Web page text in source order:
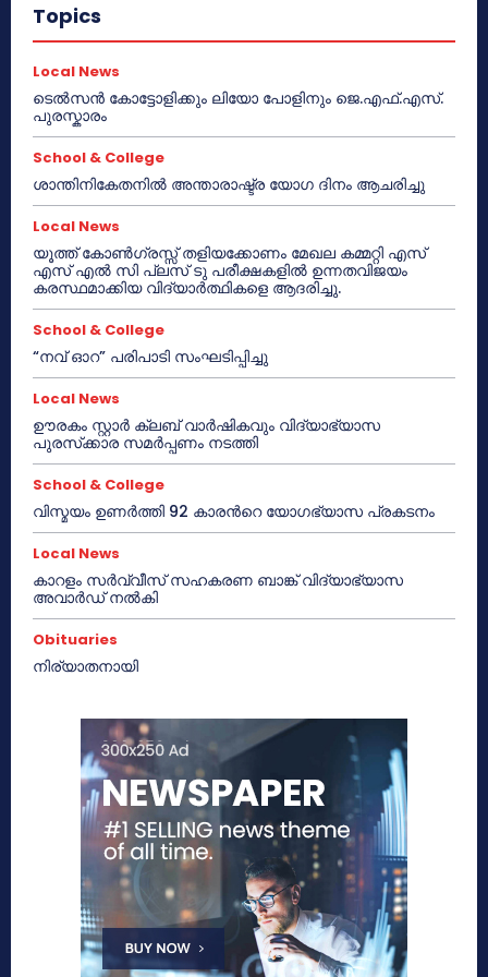
Topics
Local News
ടെൽസൻ കോട്ടോളിക്കും ലിയോ പോളിനും ജെ.എഫ്.എസ്.
പുരസ്കാരം
School & College
ശാന്തിനികേതനിൽ അന്താരാഷ്ട്ര യോഗ ദിനം ആചരിച്ചു
Local News
യൂത്ത് കോൺഗ്രസ്സ് തളിയക്കോണം മേഖല കമ്മറ്റി എസ്
എസ് എൽ സി പ്ലസ് ടു പരീക്ഷകളിൽ ഉന്നതവിജയം
കരസ്ഥമാക്കിയ വിദ്യാർത്ഥികളെ ആദരിച്ചു.
School & College
“നവ് ഓറ” പരിപാടി സംഘടിപ്പിച്ചു
Local News
ഊരകം സ്റ്റാർ ക്ലബ് വാർഷികവും വിദ്യാഭ്യാസ
പുരസ്‌ക്കാര സമർപ്പണം നടത്തി
School & College
വിസ്മയം ഉണർത്തി 92 കാരൻറെ യോഗഭ്യാസ പ്രകടനം
Local News
കാറളം സർവ്വീസ് സഹകരണ ബാങ്ക് വിദ്യാഭ്യാസ
അവാർഡ് നൽകി
Obituaries
നിര്യാതനായി